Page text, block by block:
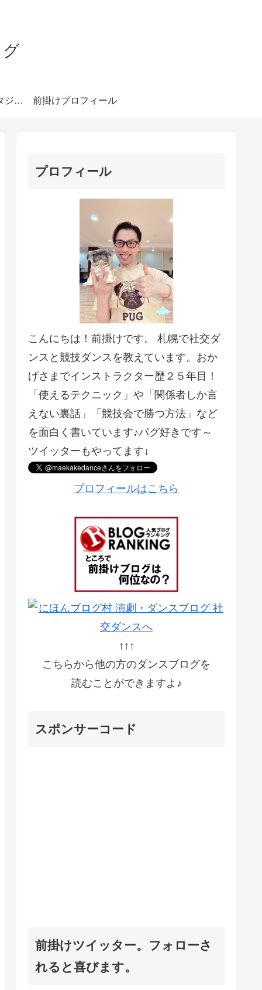
みやもとダンススタジオ札幌 前掛けプロフィール
プロフィール
こんにちは！前掛けです。 札幌で社交ダ
ンスと競技ダンスを教えています。おか
げさまでインストラクター歴２５年目！
「使えるテクニック」や「関係者しか言
えない裏話」「競技会で勝つ方法」など
を面白く書いています♪パグ好きです～
ツイッターもやってます↓
プロフィールはこちら
↑↑↑
こちらから他の方のダンスブログを
読むことができますよ♪
スポンサーコード
前掛けツイッター。フォローさ
れると喜びます。